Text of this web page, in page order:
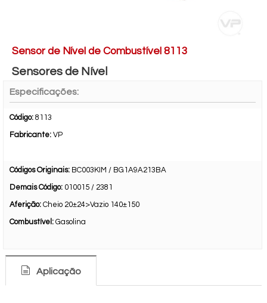
Sensor de Nível de Combustível 8113
Sensores de Nível
Especificações:
Código: 8113
Fabricante: VP
Códigos Originais: BC003KIM / BG1A9A213BA
Demais Código: 010015 / 2381
Aferição: Cheio 20±24>Vazio 140±150
Combustível: Gasolina
Aplicação